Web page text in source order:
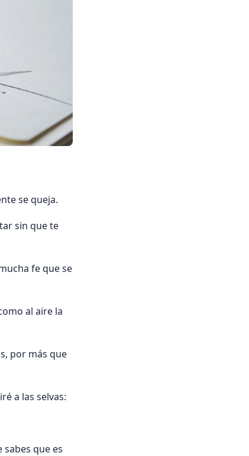
se queja.
sin que te
fe que se
al aire la
por más que
a las selvas:
que es